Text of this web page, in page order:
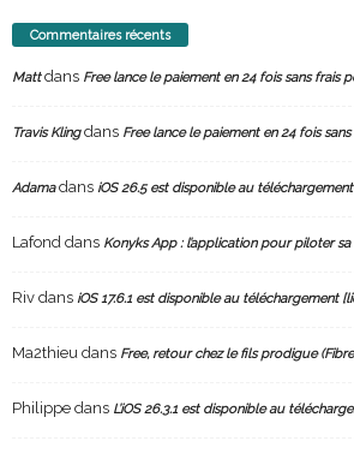
Commentaires récents
Mattdans Free lance le paiement en 24 fois sans frais
Travis Klingdans Free lance le paiement en 24 fois
Adamadans iOS 26.5 est disponible au
Lafond dans Konyks App : l’application pour piloter
Riv dans iOS 17.6.1 est disponible au téléchargement
Ma2thieu dans Free, retour chez le fils prodigue
Philippe dans L’iOS 26.3.1 est disponible au